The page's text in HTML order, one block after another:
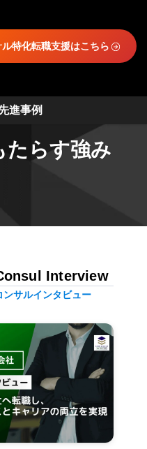
進事例
特化転職支援はこちら
たらす強み
Interview
ンサルインタビュー